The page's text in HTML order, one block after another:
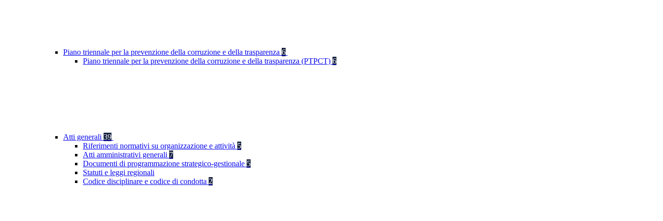
Piano triennale per la prevenzione della corruzione e della trasparenza 6
Piano triennale per la prevenzione della corruzione e della trasparenza (PTPCT) 6
Atti generali 39
Riferimenti normativi su organizzazione e attività 5
Atti amministrativi generali 7
Documenti di programmazione strategico-gestionale 5
Statuti e leggi regionali
Codice disciplinare e codice di condotta 2